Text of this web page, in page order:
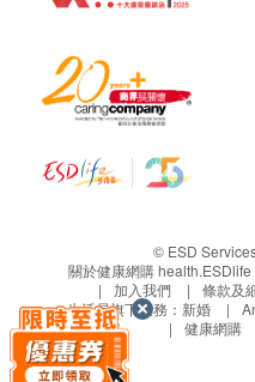
© ESD
關於健康網購 health.ESDlife
加入我們
條款及
生活易旗下業務： 新婚
健康網購